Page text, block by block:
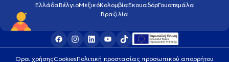
ΕλλάδαΒέλγιοΜεξικόΚολομβίαΕκουαδόρΓουατεμάλα
Βραζιλία
Οροι χρήσηςCookiesΠολιτική προστασίας προσωπικού απορρήτου